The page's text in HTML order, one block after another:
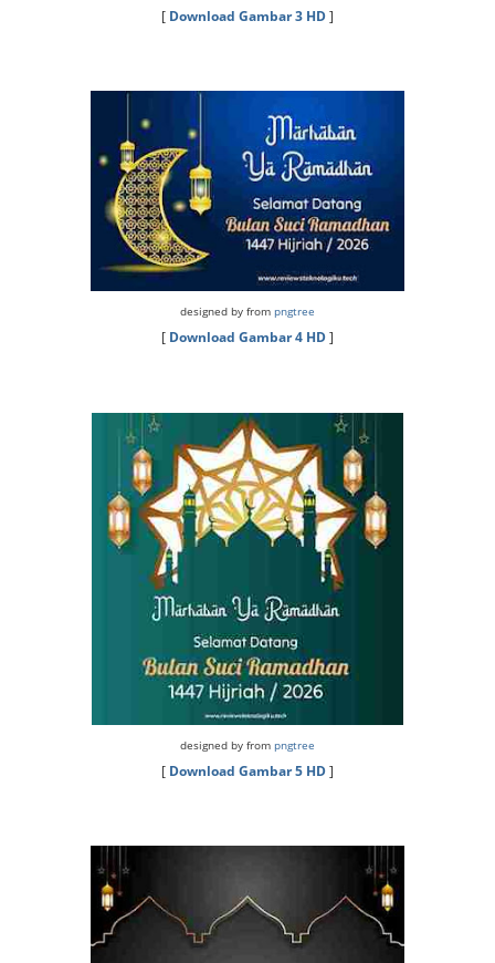
[ Download Gambar 3 HD]
designed by from pngtree
[ Download Gambar 4 HD]
designed by from pngtree
[ Download Gambar 5 HD]